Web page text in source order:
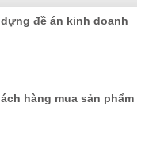
đề án kinh doanh
hàng mua sản phẩm